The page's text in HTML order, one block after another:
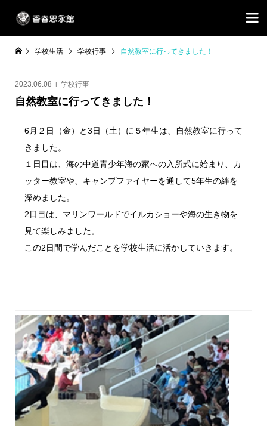

学校生活 学校行事 自然教室に行ってきました！
2023.06.08 学校行事
自然教室に行ってきました！
6月２日（金）と3日（土）に５年生は、自然教室に行って
きました。
１日目は、海の中道青少年海の家への入所式に始まり、カ
ッター教室や、キャンプファイヤーを通して5年生の絆を
深めました。
2日目は、マリンワールドでイルカショーや海の生き物を
見て楽しみました。
この2日間で学んだことを学校生活に活かしていきます。